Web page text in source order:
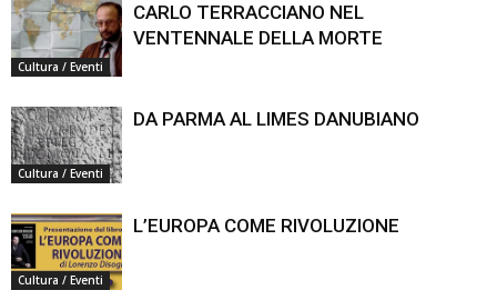
Cultura / Eventi
CARLO TERRACCIANO NEL
VENTENNALE DELLA MORTE
Cultura / Eventi
DA PARMA AL LIMES DANUBIANO
Cultura / Eventi
L’EUROPA COME RIVOLUZIONE